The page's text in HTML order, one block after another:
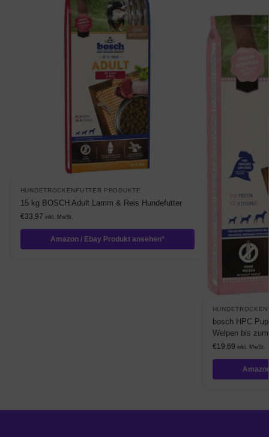
HUNDETROCKENFUTTER PRODUKTE
15 kg BOSCH Adult Lamm & Reis Hundefutter
€33,97 inkl. MwSt.
Amazon / Ebay Produkt ansehen*
bosch HPC
Welpen bis
€19,69 inkl. MwSt.